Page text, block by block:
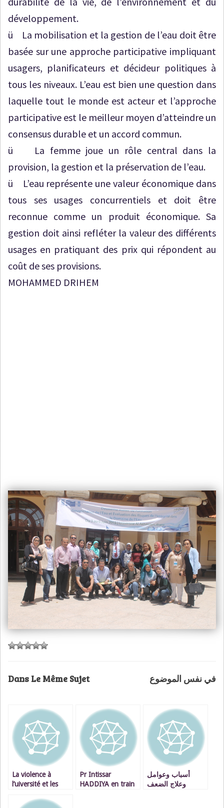
développement.
ü La mobilisation et la gestion de l’eau doit être
basée sur une approche participative impliquant
usagers, planificateurs et décideur politiques à
tous les niveaux. L’eau est bien une question dans
laquelle tout le monde est acteur et l’approche
participative est le meilleur moyen d’atteindre un
consensus durable et un accord commun.
ü La femme joue un rôle central dans la
provision, la gestion et la préservation de l’eau.
ü L’eau représente une valeur économique dans
tous ses usages concurrentiels et doit être
reconnue comme un produit économique. Sa
gestion doit ainsi refléter la valeur des différents
usages en pratiquant des prix qui répondent au
coût de ses provisions.
MOHAMMED DRIHEM
Dans Le Même Sujet في نفس الموضوع
La violence à
l’uiversité et les
de l’homme
Pr Intissar
HADDIYA en train
أسباب وعوامل
وعلاج الضعف